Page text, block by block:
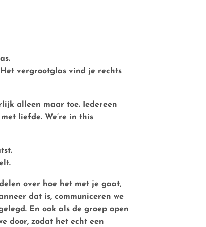
vergrootglas vind je rechts
alleen maar toe. Iedereen
liefde. We’re in this
over hoe het met je gaat,
dat is, communiceren we
En ook als de groep open
door, zodat het echt een